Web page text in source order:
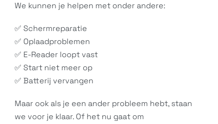
We kunnen je helpen met onder andere:
✅ Schermreparatie
✅ Oplaadproblemen
✅ E-Reader loopt vast
✅ Start niet meer op
✅ Batterij vervangen
Maar ook als je een ander probleem hebt, staan
we voor je klaar. Of het nu gaat om